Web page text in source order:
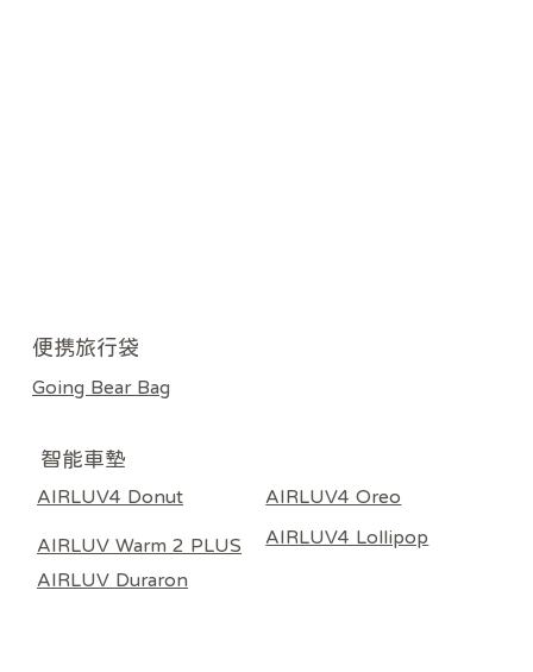
智能車墊
AIRLUV4 Donut AIRLUV4 Oreo
AIRLUV Warm 2 PLUS AIRLUV4 Lollipop
AIRLUV Duraron
​便携旅行袋
Going Bear Bag